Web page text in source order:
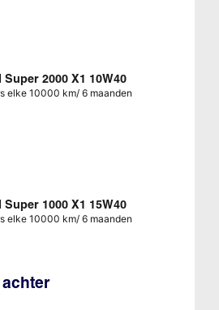
Super 2000 X1 10W40
elke 10000 km/ 6 maanden
Super 1000 X1 15W40
elke 10000 km/ 6 maanden